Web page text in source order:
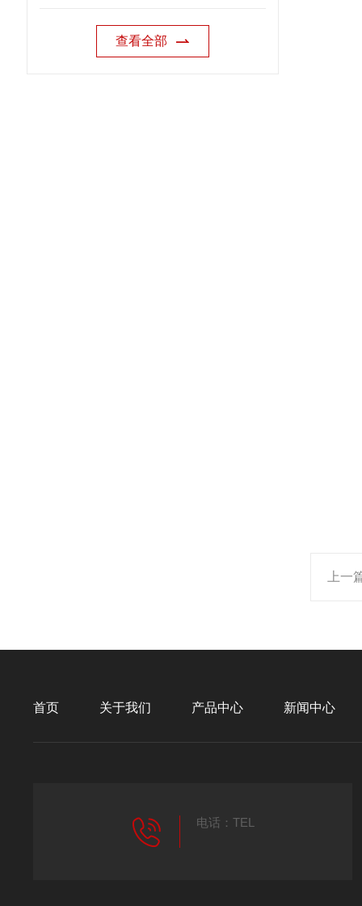
查看全部
上一
首页 关于我们 产品中心 新闻中心
电话：TEL